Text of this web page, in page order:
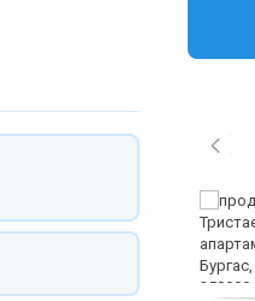
конкремент в